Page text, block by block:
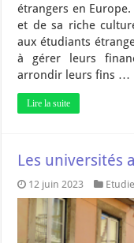
étrangers en
et de sa riche
aux étudiants
à gérer leurs
arrondir leurs fins …
Lire la suite
Les universités
12 juin 2023